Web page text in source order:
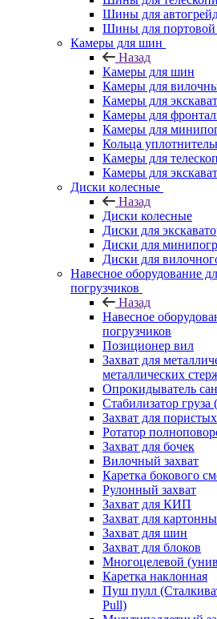
Шины для
Шины для портовой
Камеры для шин
Назад
Камеры для шин
Камеры для
Камеры для
Камеры для
Камеры для
Кольца
Камеры для
Камеры для
Диски колесные
Назад
Диски колесные
Диски для
Диски для
Диски для
Навесное оборудование
погрузчиков
Назад
Навесное
погрузчиков
Позиционер вил
Захват для
металлических
Опрокидыватель
Стабилизатор
Захват для
Ротатор
Захват для бочек
Вилочный захват
Каретка бокового
Рулонный захват
Захват для КИП
Захват для
Захват для шин
Захват для блоков
Многоцелевой
Каретка наклонная
Пуш пулл
Pull)